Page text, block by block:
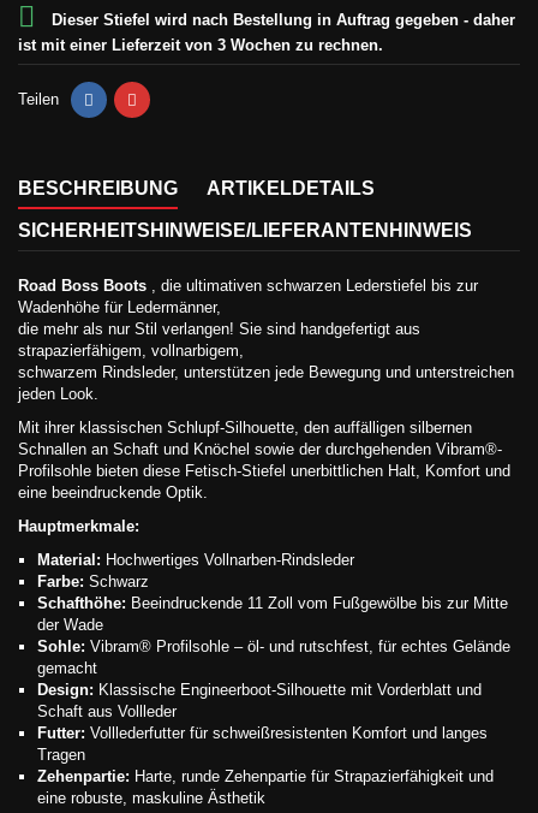

Dieser Stiefel wird nach Bestellung in Auftrag gegeben - daher
ist mit einer Lieferzeit von 3 Wochen zu rechnen.
Teilen
BESCHREIBUNG ARTIKELDETAILS
SICHERHEITSHINWEISE/LIEFERANTENHINWEIS
Road Boss Boots , die ultimativen schwarzen Lederstiefel bis zur
Wadenhöhe für Ledermänner,
die mehr als nur Stil verlangen! Sie sind handgefertigt aus
strapazierfähigem, vollnarbigem,
schwarzem Rindsleder, unterstützen jede Bewegung und unterstreichen
jeden Look.
Mit ihrer klassischen Schlupf-Silhouette, den auffälligen silbernen
Schnallen an Schaft und Knöchel sowie der durchgehenden Vibram®-
Profilsohle bieten diese Fetisch-Stiefel unerbittlichen Halt, Komfort und
eine beeindruckende Optik.
Hauptmerkmale:
Material: Hochwertiges Vollnarben-Rindsleder
Farbe: Schwarz
Schafthöhe: Beeindruckende 11 Zoll vom Fußgewölbe bis zur Mitte
der Wade
Sohle: Vibram® Profilsohle – öl- und rutschfest, für echtes Gelände
gemacht
Design: Klassische Engineerboot-Silhouette mit Vorderblatt und
Schaft aus Vollleder
Futter: Volllederfutter für schweißresistenten Komfort und langes
Tragen
Zehenpartie: Harte, runde Zehenpartie für Strapazierfähigkeit und
eine robuste, maskuline Ästhetik